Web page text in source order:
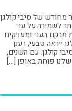
מחודש של סיבי קולגן
לשמירה על עור
העור ומעניקים
ייראה טבעי, רענן
קולגן. עם השנים,
שלנו פוחת באופן […]